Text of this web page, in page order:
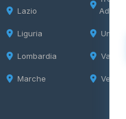
Lazio
Liguria
Lombardia
Marche
Adige
Umbria
Valle
Veneto